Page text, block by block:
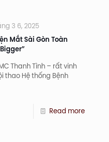
3 6, 2025
Mắt Sài Gòn Toàn
Thanh Tình – rất vinh
thao Hệ thống Bệnh
Read more